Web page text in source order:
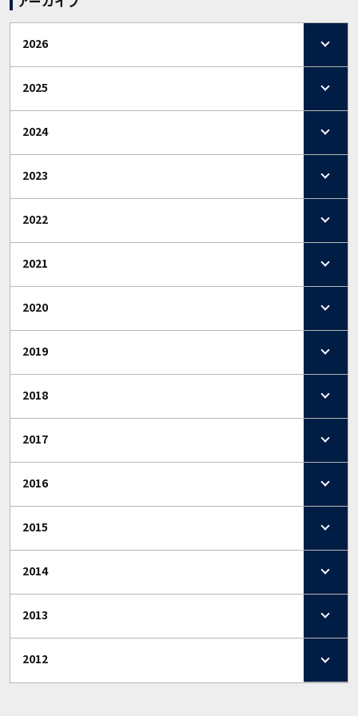
2026
2025
2024
2023
2022
2021
2020
2019
2018
2017
2016
2015
2014
2013
2012